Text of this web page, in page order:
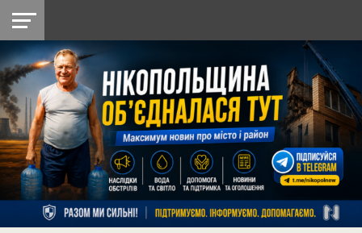
НІКОПОЛЬ
РАЙОН
СІЧЕСЛАВСЬКА
УКРАЇНА
РЕТРО
НІКОПОЛЬ
ЛАЙТ
УКРАЇНА
ДОПОМОГА
РАДІО